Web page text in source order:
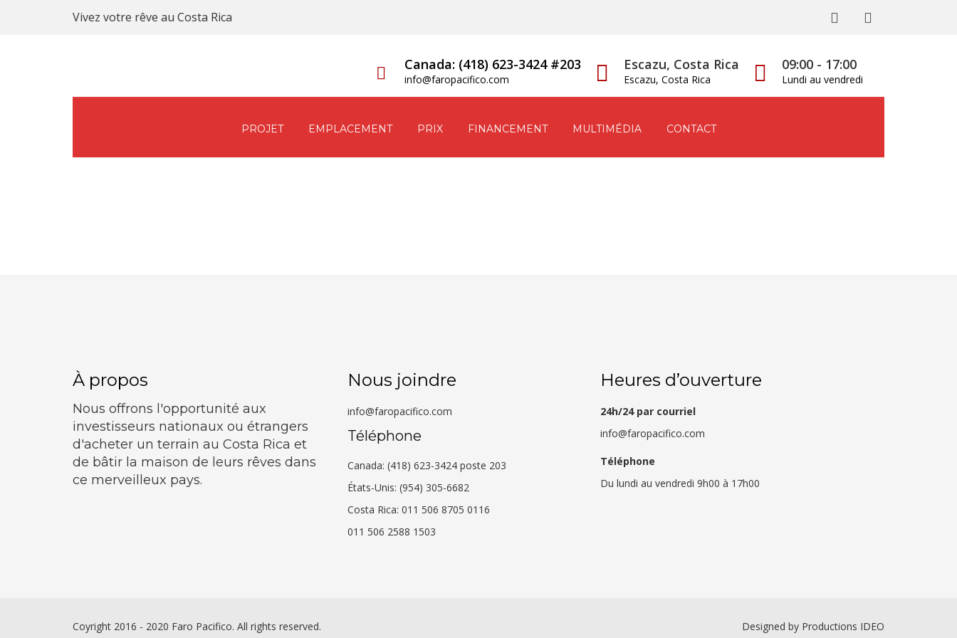
Vivez votre rêve au Costa Rica
Canada: (418) 623-3424 #203
info@faropacifico.com
Escazu, Costa Rica
Escazu, Costa Rica
09:00 - 17:00
Lundi au vendredi
PROJET EMPLACEMENT PRIX FINANCEMENT MULTIMÉDIA CONTACT
À propos
Nous offrons l'opportunité aux
investisseurs nationaux ou étrangers
d'acheter un terrain au Costa Rica et
de bâtir la maison de leurs rêves dans
ce merveilleux pays.
Nous joindre
info@faropacifico.com
Téléphone
Canada: (418) 623-3424 poste 203
États-Unis: (954) 305-6682
Costa Rica: 011 506 8705 0116
011 506 2588 1503
Heures d’ouverture
24h/24 par courriel
info@faropacifico.com
Téléphone
Du lundi au vendredi 9h00 à 17h00
Coyright 2016 - 2020 Faro Pacifico. All rights reserved. Designed by Productions IDEO